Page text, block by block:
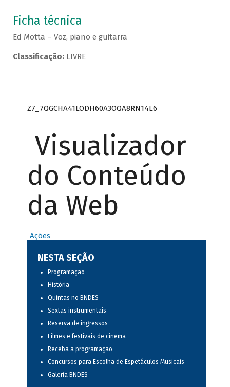
Ficha técnica
Ed Motta – Voz, piano e guitarra
Classificação:LIVRE
Z7_7QGCHA41LODH60A3OQA8RN14L6
Visualizador
do Conteúdo
da Web
Ações
NESTA SEÇÃO
Programação
História
Quintas no BNDES
Sextas instrumentais
Reserva de ingressos
Filmes e festivais de cinema
Receba a programação
Concursos para Escolha de Espetáculos Musicais
Galeria BNDES